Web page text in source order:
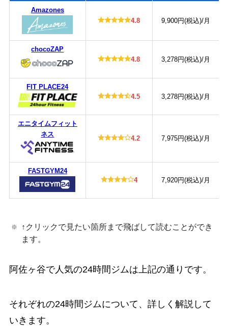
Amazones
4.8
9,900円(税込)/月
chocoZAP
4.8
3,278円(税込)/月
FIT PLACE24
4.5
3,278円(税込)/月
エニタイムフィット
ネス
4.2 7,975円(税込)/月
FASTGYM24
4
7,920円(税込)/月
↑クリックで見たい箇所まで飛ばして読むことができ
ます。
阿佐ヶ谷で人気の24時間ジムは上記の通りです。
それぞれの24時間ジムについて、詳しく解説して
いきます。